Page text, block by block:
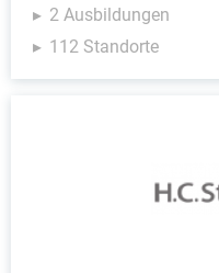
2 Ausbildungen
112 Standorte